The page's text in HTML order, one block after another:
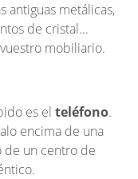
antiguas metálicas,
de cristal...
mobiliario.
es el teléfono.
encima de una
de un centro de